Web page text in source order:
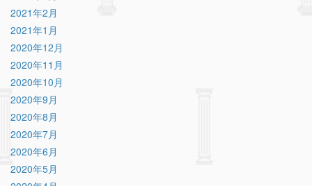
2021年2月
2021年1月
2020年12月
2020年11月
2020年10月
2020年9月
2020年8月
2020年7月
2020年6月
2020年5月